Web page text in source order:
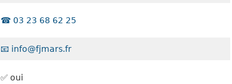
☎️ 03 23 68 62 25
📧 info@fjmars.fr
✅ oui